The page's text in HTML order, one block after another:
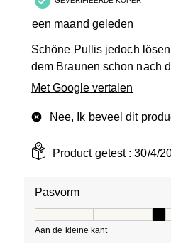
een maand geleden
Schöne Pullis jedoch
dem Braunen schon nach
Met Google vertalen
Nee, Ik beveel dit
Product getest :30/4/
Pasvorm
Aan de kleine kant